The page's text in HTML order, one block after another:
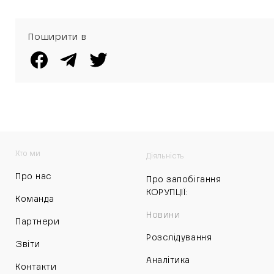
Поширити в
Хто ми
Про нас
Команда
Партнери
Звіти
Контакти
Діяльність
Про запобігання
КОРУПЦІЇ:
Новини
Розслідування
Аналітика